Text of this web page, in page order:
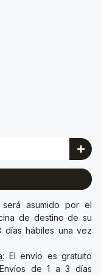
asumido por el
de destino de su
días hábiles una vez
El envío es gratuito
de 1 a 3 días